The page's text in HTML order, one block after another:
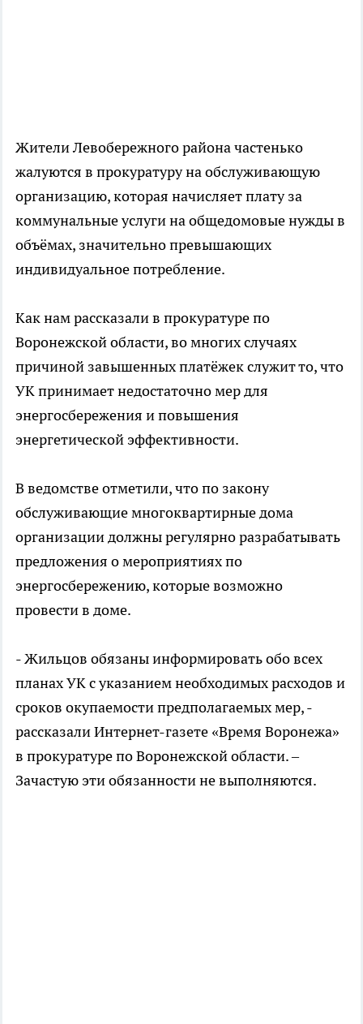
Жители Левобережного района частенько
жалуются в прокуратуру на обслуживающую
организацию, которая начисляет плату за
коммунальные услуги на общедомовые нужды в
объёмах, значительно превышающих
индивидуальное потребление.
Как нам рассказали в прокуратуре по
Воронежской области, во многих случаях
причиной завышенных платёжек служит то, что
УК принимает недостаточно мер для
энергосбережения и повышения
энергетической эффективности.
В ведомстве отметили, что по закону
обслуживающие многоквартирные дома
организации должны регулярно разрабатывать
предложения о мероприятиях по
энергосбережению, которые возможно
провести в доме.
- Жильцов обязаны информировать обо всех
планах УК с указанием необходимых расходов и
сроков окупаемости предполагаемых мер, -
рассказали Интернет-газете «Время Воронежа»
в прокуратуре по Воронежской области. –
Зачастую эти обязанности не выполняются.